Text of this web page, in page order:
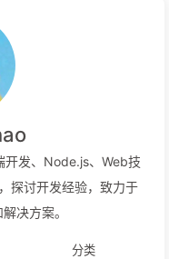
发、Node.js、Web技
探讨开发经验，致力于
决方案。
分类